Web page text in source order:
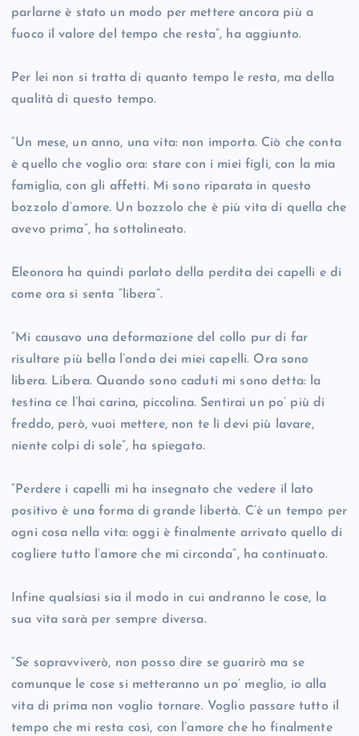
parlarne è stato un modo per mettere ancora più a
fuoco il valore del tempo che resta”, ha aggiunto.
Per lei non si tratta di quanto tempo le resta, ma della
qualità di questo tempo.
“Un mese, un anno, una vita: non importa. Ciò che conta
è quello che voglio ora: stare con i miei figli, con la mia
famiglia, con gli affetti. Mi sono riparata in questo
bozzolo d’amore. Un bozzolo che è più vita di quella che
avevo prima”, ha sottolineato.
Eleonora ha quindi parlato della perdita dei capelli e di
come ora si senta “libera”.
“Mi causavo una deformazione del collo pur di far
risultare più bella l’onda dei miei capelli. Ora sono
libera. Libera. Quando sono caduti mi sono detta: la
testina ce l’hai carina, piccolina. Sentirai un po’ più di
freddo, però, vuoi mettere, non te li devi più lavare,
niente colpi di sole”, ha spiegato.
“Perdere i capelli mi ha insegnato che vedere il lato
positivo è una forma di grande libertà. C’è un tempo per
ogni cosa nella vita: oggi è finalmente arrivato quello di
cogliere tutto l’amore che mi circonda”, ha continuato.
Infine qualsiasi sia il modo in cui andranno le cose, la
sua vita sarà per sempre diversa.
“Se sopravviverò, non posso dire se guarirò ma se
comunque le cose si metteranno un po’ meglio, io alla
vita di prima non voglio tornare. Voglio passare tutto il
tempo che mi resta così, con l’amore che ho finalmente